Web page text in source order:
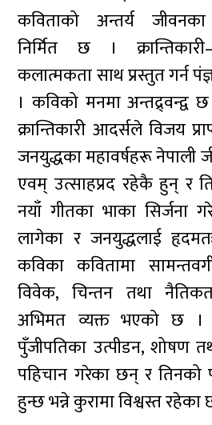
कविताको अन्तर्य जीवनका
निर्मित छ ।
कलात्मकता साथ प्रस्तुत गर्न
। कविको मनमा अन्तद्र्वन्द्व छ
क्रान्तिकारी आदर्सले विजय
जनयुद्धका महावर्षहरू नेपाली
एवम् उत्साहप्रद रहेकै हुन् र
नयाँ गीतका भाका सिर्जना
लागेका र जनयुद्धलाई
कविका कवितामा
विवेक, चिन्तन तथा
अभिमत व्यक्त भएको छ ।
पुँजीपतिका उत्पीडन, शोषण
पहिचान गरेका छन् र
हुन्छ भन्ने कुरामा विश्वस्त रहेका